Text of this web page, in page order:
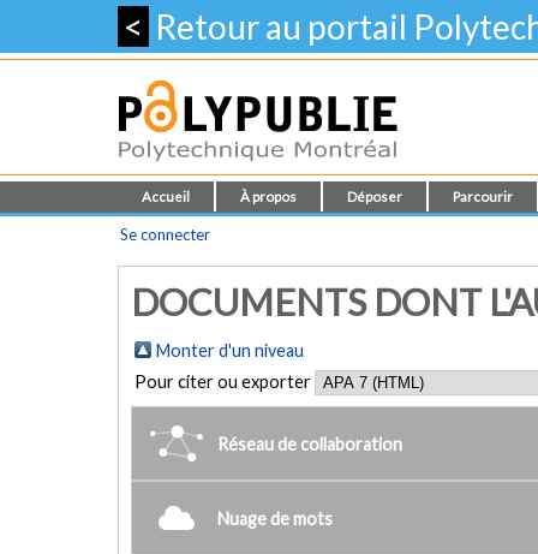
< Retour au portail
Accueil À propos Déposer Parcourir
Se connecter
DOCUMENTS DONT
Monter d'un niveau
Pour citer ou exporter
Réseau de collaboration
Nuage de mots